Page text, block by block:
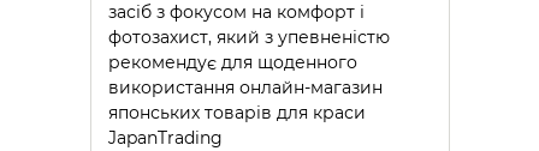
засіб з фокусом на комфорт і
фотозахист, який з упевненістю
рекомендує для щоденного
використання онлайн-магазин
японських товарів для краси
JapanTrading